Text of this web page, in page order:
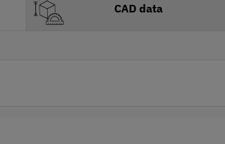
CAD data